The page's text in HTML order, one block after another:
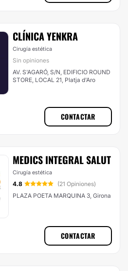
CLÍNICA YENKRA
Cirugía estética
Sin opiniones
AV. S'AGARÓ, S/N, EDIFICIO ROUND
STORE, LOCAL 21, Platja d'Aro
CONTACTAR
MEDICS INTEGRAL SALUT
Cirugía estética
4.8
(21 Opiniones)
PLAZA POETA MARQUINA 3, Girona
CONTACTAR